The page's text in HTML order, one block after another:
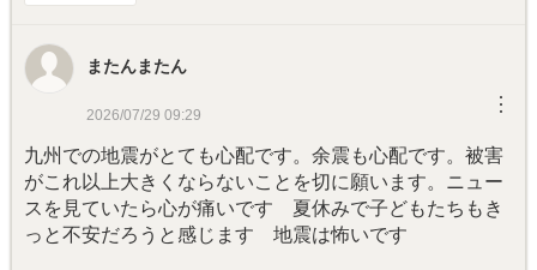
またんまたん
2026/07/29 09:29 ︙
九州での地震がとても心配です。余震も心配です。被害
がこれ以上大きくならないことを切に願います。ニュー
スを見ていたら心が痛いです 夏休みで子どもたちもき
っと不安だろうと感じます 地震は怖いです